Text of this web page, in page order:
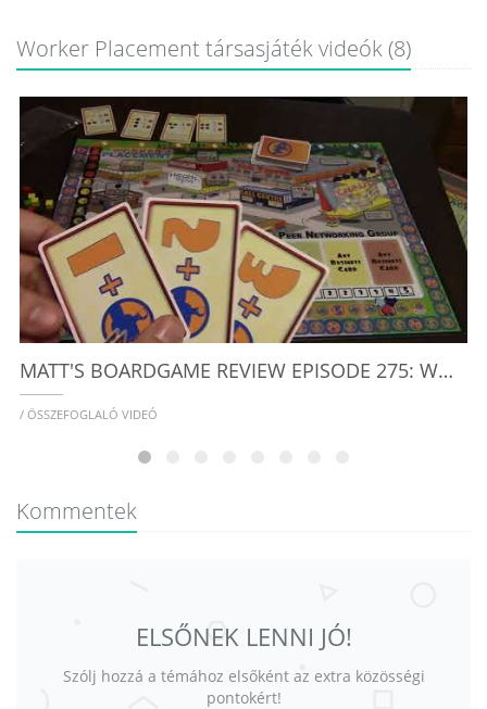
Worker Placement társasjáték videók (8)
MATT'S BOARDGAME REVIEW EPISODE 275: WORKER PLACEMENT
/ ÖSSZEFOGLALÓ VIDEÓ
Kommentek
ELSŐNEK LENNI JÓ!
Szólj hozzá a témához elsőként az extra közösségi
pontokért!